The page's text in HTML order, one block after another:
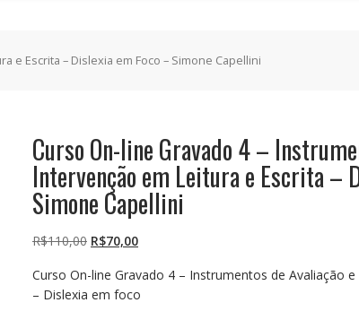
e Escrita – Dislexia em Foco – Simone Capellini
Curso On-line Gravado 4 –
Intervenção em Leitura e Escrita –
Simone Capellini
R$110,00 O
original
era:
R$70,00O
atual
é:
Curso On-line Gravado 4 – Instrumentos de Avaliação
– Dislexia em foco